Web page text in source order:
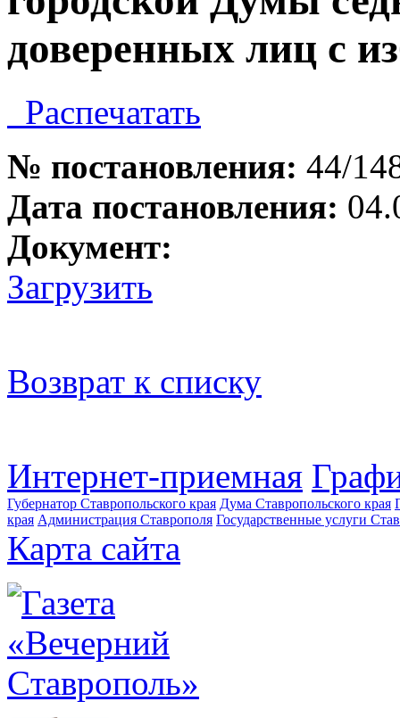
доверенных лиц с
Распечатать
№ постановления: 44/
Дата постановления:
Документ:
Загрузить
Возврат к списку
Интернет-приемная
Губернатор Ставропольского края Дума Ставропольского края
края Администрация Ставрополя Государственные услуги
Карта сайта